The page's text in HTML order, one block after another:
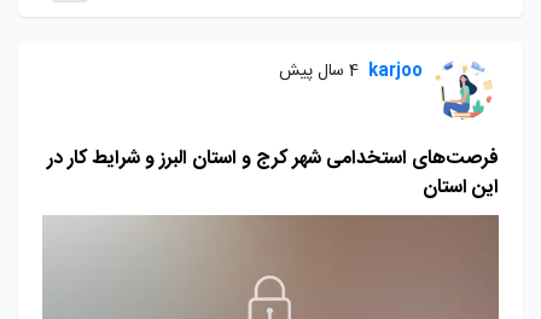
karjoo 4 سال پیش
فرصت‌های استخدامی شهر کرج و استان البرز و شرایط کار در
این استان